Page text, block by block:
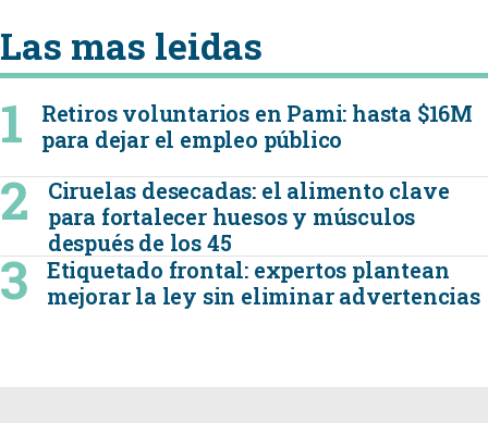
Las mas leidas
Retiros voluntarios en Pami: hasta $16M
para dejar el empleo público
Ciruelas desecadas: el alimento clave
para fortalecer huesos y músculos
después de los 45
Etiquetado frontal: expertos plantean
mejorar la ley sin eliminar advertencias